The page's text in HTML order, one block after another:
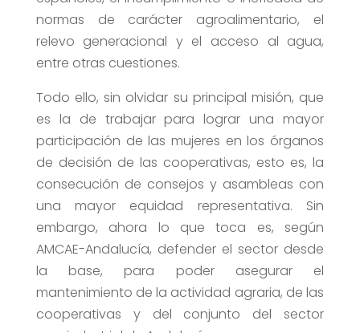
normas de carácter agroalimentario, el
relevo generacional y el acceso al agua,
entre otras cuestiones.
Todo ello, sin olvidar su principal misión, que
es la de trabajar para lograr una mayor
participación de las mujeres en los órganos
de decisión de las cooperativas, esto es, la
consecución de consejos y asambleas con
una mayor equidad representativa. Sin
embargo, ahora lo que toca es, según
AMCAE-Andalucía, defender el sector desde
la base, para poder asegurar el
mantenimiento de la actividad agraria, de las
cooperativas y del conjunto del sector